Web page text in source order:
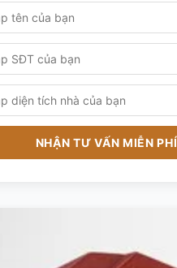
NHẬN TƯ VẤN MIỄN PHÍ